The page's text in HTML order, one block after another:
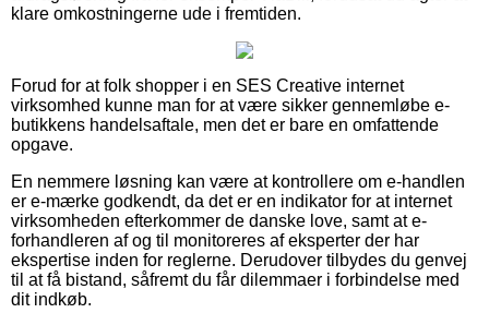
klare omkostningerne ude i fremtiden.
Forud for at folk shopper i en SES Creative internet
virksomhed kunne man for at være sikker gennemløbe e-
butikkens handelsaftale, men det er bare en omfattende
opgave.
En nemmere løsning kan være at kontrollere om e-handlen
er e-mærke godkendt, da det er en indikator for at internet
virksomheden efterkommer de danske love, samt at e-
forhandleren af og til monitoreres af eksperter der har
ekspertise inden for reglerne. Derudover tilbydes du genvej
til at få bistand, såfremt du får dilemmaer i forbindelse med
dit indkøb.